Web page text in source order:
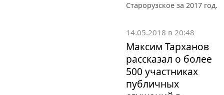
Старорузское за 2017 год.
14.05.2018 в 20:48
Максим Тарханов
рассказал о более
500 участниках
публичных